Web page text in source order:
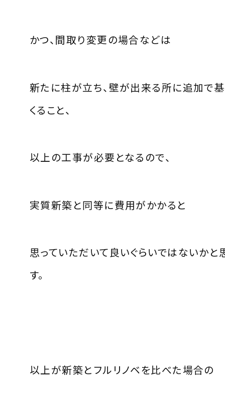
かつ、間取り変更の場合などは
新たに柱が立ち、壁が出来る所に追加で
くること、
以上の工事が必要となるので、
実質新築と同等に費用がかかると
思っていただいて良いぐらいではないかと
す。
以上が新築とフルリノベを比べた場合の